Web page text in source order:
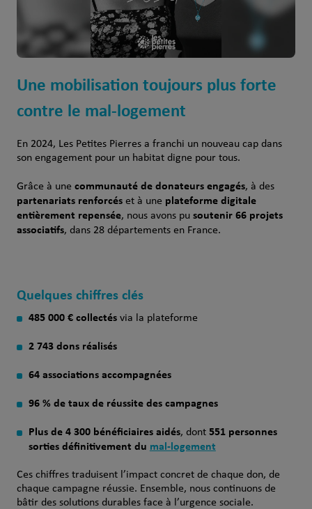
Une mobilisation toujours plus forte
contre le mal-logement
En 2024, Les Petites Pierres a franchi un nouveau cap dans
son engagement pour un habitat digne pour tous.
Grâce à une communauté de donateurs engagés, à des
partenariats renforcéset à une plateforme digitale
entièrement repensée, nous avons pu soutenir 66 projets
associatifs, dans 28 départements en France.
Quelques chiffres clés
485 000 € collectésvia la plateforme
2 743 dons réalisés
64 associations accompagnées
96 % de taux de réussite des campagnes
Plus de 4 300 bénéficiaires aidés, dont 551 personnes
sorties définitivement du mal-logement
Ces chiffres traduisent l’impact concret de chaque don, de
chaque campagne réussie. Ensemble, nous continuons de
bâtir des solutions durables face à l’urgence sociale.